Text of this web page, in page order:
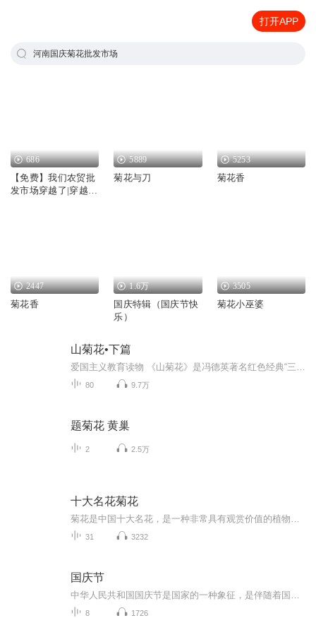
打开APP
河南国庆菊花批发市场
686
【免费】我们农贸批
发市场穿越了|穿越|
5889
菊花与刀
5253
菊花香
2447
菊花香
1.6万
国庆特辑（国庆节快
乐）
3505
菊花小巫婆
山菊花•下篇
80 9.7万
题菊花 黄巢
2 2.5万
十大名花菊花
31 3232
国庆节
8 1726